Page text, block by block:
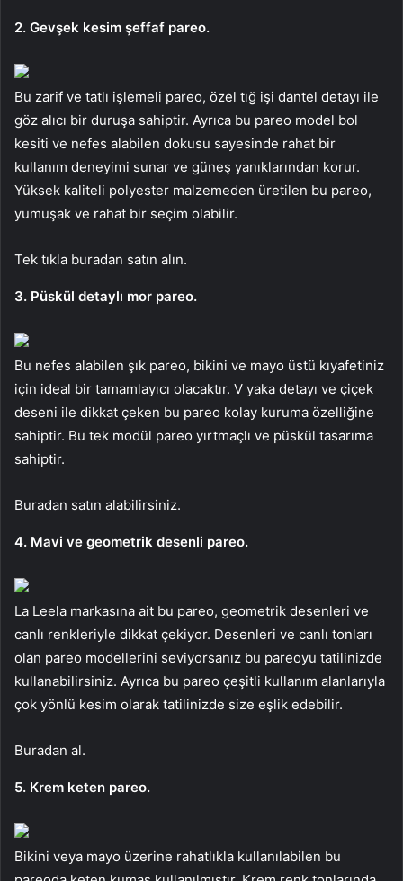
2. Gevşek kesim şeffaf pareo.
Bu zarif ve tatlı işlemeli pareo, özel tığ işi dantel detayı ile
göz alıcı bir duruşa sahiptir. Ayrıca bu pareo model bol
kesiti ve nefes alabilen dokusu sayesinde rahat bir
kullanım deneyimi sunar ve güneş yanıklarından korur.
Yüksek kaliteli polyester malzemeden üretilen bu pareo,
yumuşak ve rahat bir seçim olabilir.
Tek tıkla buradan satın alın.
3. Püskül detaylı mor pareo.
Bu nefes alabilen şık pareo, bikini ve mayo üstü kıyafetiniz
için ideal bir tamamlayıcı olacaktır. V yaka detayı ve çiçek
deseni ile dikkat çeken bu pareo kolay kuruma özelliğine
sahiptir. Bu tek modül pareo yırtmaçlı ve püskül tasarıma
sahiptir.
Buradan satın alabilirsiniz.
4. Mavi ve geometrik desenli pareo.
La Leela markasına ait bu pareo, geometrik desenleri ve
canlı renkleriyle dikkat çekiyor. Desenleri ve canlı tonları
olan pareo modellerini seviyorsanız bu pareoyu tatilinizde
kullanabilirsiniz. Ayrıca bu pareo çeşitli kullanım alanlarıyla
çok yönlü kesim olarak tatilinizde size eşlik edebilir.
Buradan al.
5. Krem keten pareo.
Bikini veya mayo üzerine rahatlıkla kullanılabilen bu